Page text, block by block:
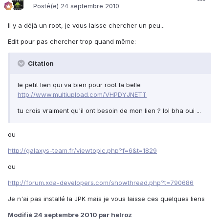
Posté(e) 24 septembre 2010
Il y a déjà un root, je vous laisse chercher un peu...
Edit pour pas chercher trop quand même:
Citation
le petit lien qui va bien pour root la belle
http://www.multiupload.com/VHPDYJNETT
tu crois vraiment qu'il ont besoin de mon lien ? lol bha oui ...
ou
http://galaxys-team.fr/viewtopic.php?f=6&t=1829
ou
http://forum.xda-developers.com/showthread.php?t=790686
Je n'ai pas installé la JPK mais je vous laisse ces quelques liens
Modifié 24 septembre 2010 par helroz